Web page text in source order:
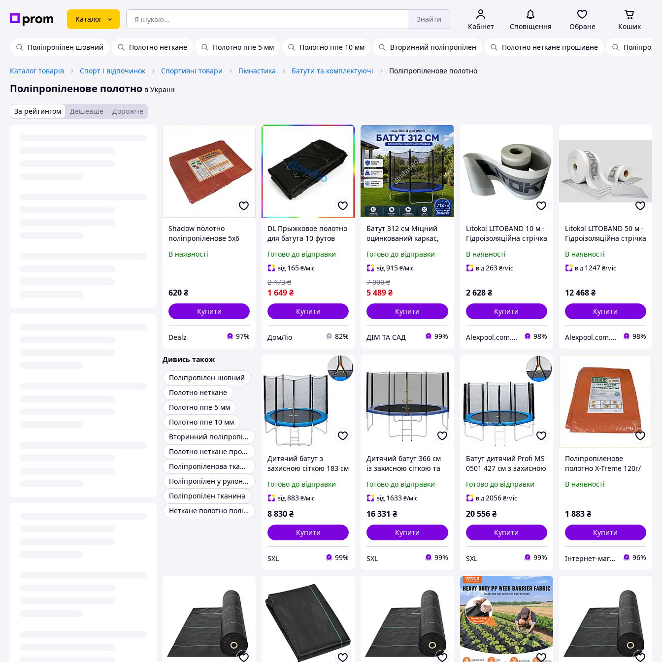
Каталог Знайти
Кабінет Сповіщення Обране Кошик
Поліпропілен шовний Полотно неткане Полотно ппе 5 мм Полотно ппе 10 мм Вторинний поліпропілен Полотно неткане прошивне
Каталог товарів Спорт і відпочинок Спортивні товари Гімнастика Батути та комплектуючі Поліпропіленове полотно
Поліпропіленове полотно в Україні
За рейтингом Дешевше Дорожче
Shadow полотно
поліпропіленове 5х6
В наявності
620₴
Купити
Dealz 97%
DL Прыжковое полотно
для батута 10 футов
активного відпочинку
Dol Pro DoLp-l2
Готово до відправки
від 165₴/міс
1 649₴
2 473 ₴
Купити
ДомЛіо 82%
Батут 312 см Міцний
оцинкований каркас,
захисна сітка та
поліпропіленове
полотно, що витримує
до 150 кг
Готово до відправки
від915₴/міс
5 489₴
7 000 ₴
Купити
ДІМ ТА САД 99%
Litokol LITOBAND 10 м -
Гідроізоляційна стрічка
водовідштовхувального
поліпропіленового
В наявності
від263 ₴/міс
2 628 ₴
Купити
Alexpool.com.ua 98%
Litokol LITOBAND 50 м -
Гідроізоляційна стрічка
водовідштовхувального
поліпропіленового
В наявності
від 1247₴/міс
12 468₴
Купити
Alexpool.com.ua 98%
Дивись також
Поліпропілен шовний
Полотно неткане
Полотно ппе 5 мм
Полотно ппе 10 мм
Вторинний поліпропілен
Полотно неткане прошивне
Поліпропіленова тканина
Поліпропілен у рулонах
Поліпропілен тканина
Неткане полотно поліефірне
Дитячий батут з
захисною сіткою 183 см
сталевий каркас
поліпропіленове
вулиці
Готово до відправки
від883₴/міс
8 830₴
Купити
SXL 99%
Дитячий батут 366 см
із захисною сіткою та
сталевий каркас
поліпропіленове
дорослих
Готово до відправки
від 1633₴/міс
16 331 ₴
Купити
SXL 99%
Батут дитячий Profi MS
0501 427 см з захисною
сталевий каркас
поліпропіленове
Готово до відправки
від2056 ₴/міс
20 556 ₴
Купити
SXL 99%
Поліпропіленове
полотно X-Treme 120г/
E849M778X6
В наявності
1 883₴
Купити
Інтернет-магазин KupiVse 96%